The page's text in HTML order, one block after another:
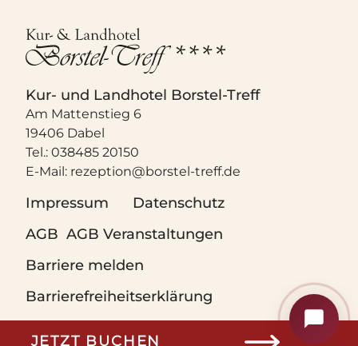
JETZT BUCHEN
🌿 Kur- und Landhotel Borstel-Treff
Ihr digitaler Hotelassistent
Kur- und Landhotel Borstel-Treff
Am Mattenstieg 6
19406 Dabel
Tel.: 038485 20150
E-Mail: rezeption@borstel-treff.de
Impressum
Datenschutz
AGB AGB Veranstaltungen
Barriere melden
Barrierefreiheitserklärung
Konzept, Vermarktung, Design &